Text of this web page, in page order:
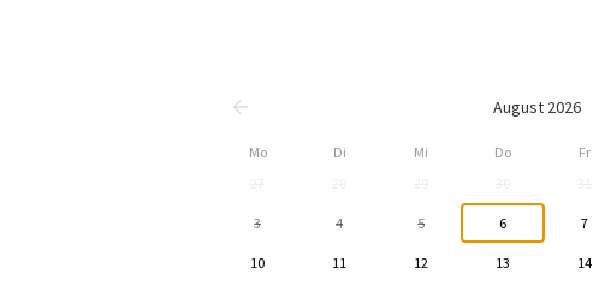
August 2026
Mo Di Mi Do Fr
3 4 5 6 7
10 11 12 13 14